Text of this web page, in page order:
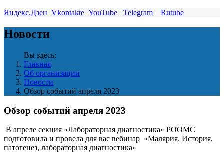
Яндекс.Дзен Vkontakte YouTube Telegram Rutube
Новости
Вы здесь:
Главная
Об организации
Новости
Обзор событий апреля 2023
Обзор событий апреля 2023
В апреле секция «Лабораторная диагностика» РООМС
подготовила и провела для вас вебинар «Малярия. История,
патогенез, лабораторная диагностика»